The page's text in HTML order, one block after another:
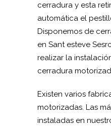
cerradura y esta
automática el
Disponemos de
en Sant esteve
realizar la
cerradura
Existen varios
motorizadas. Las
instaladas en